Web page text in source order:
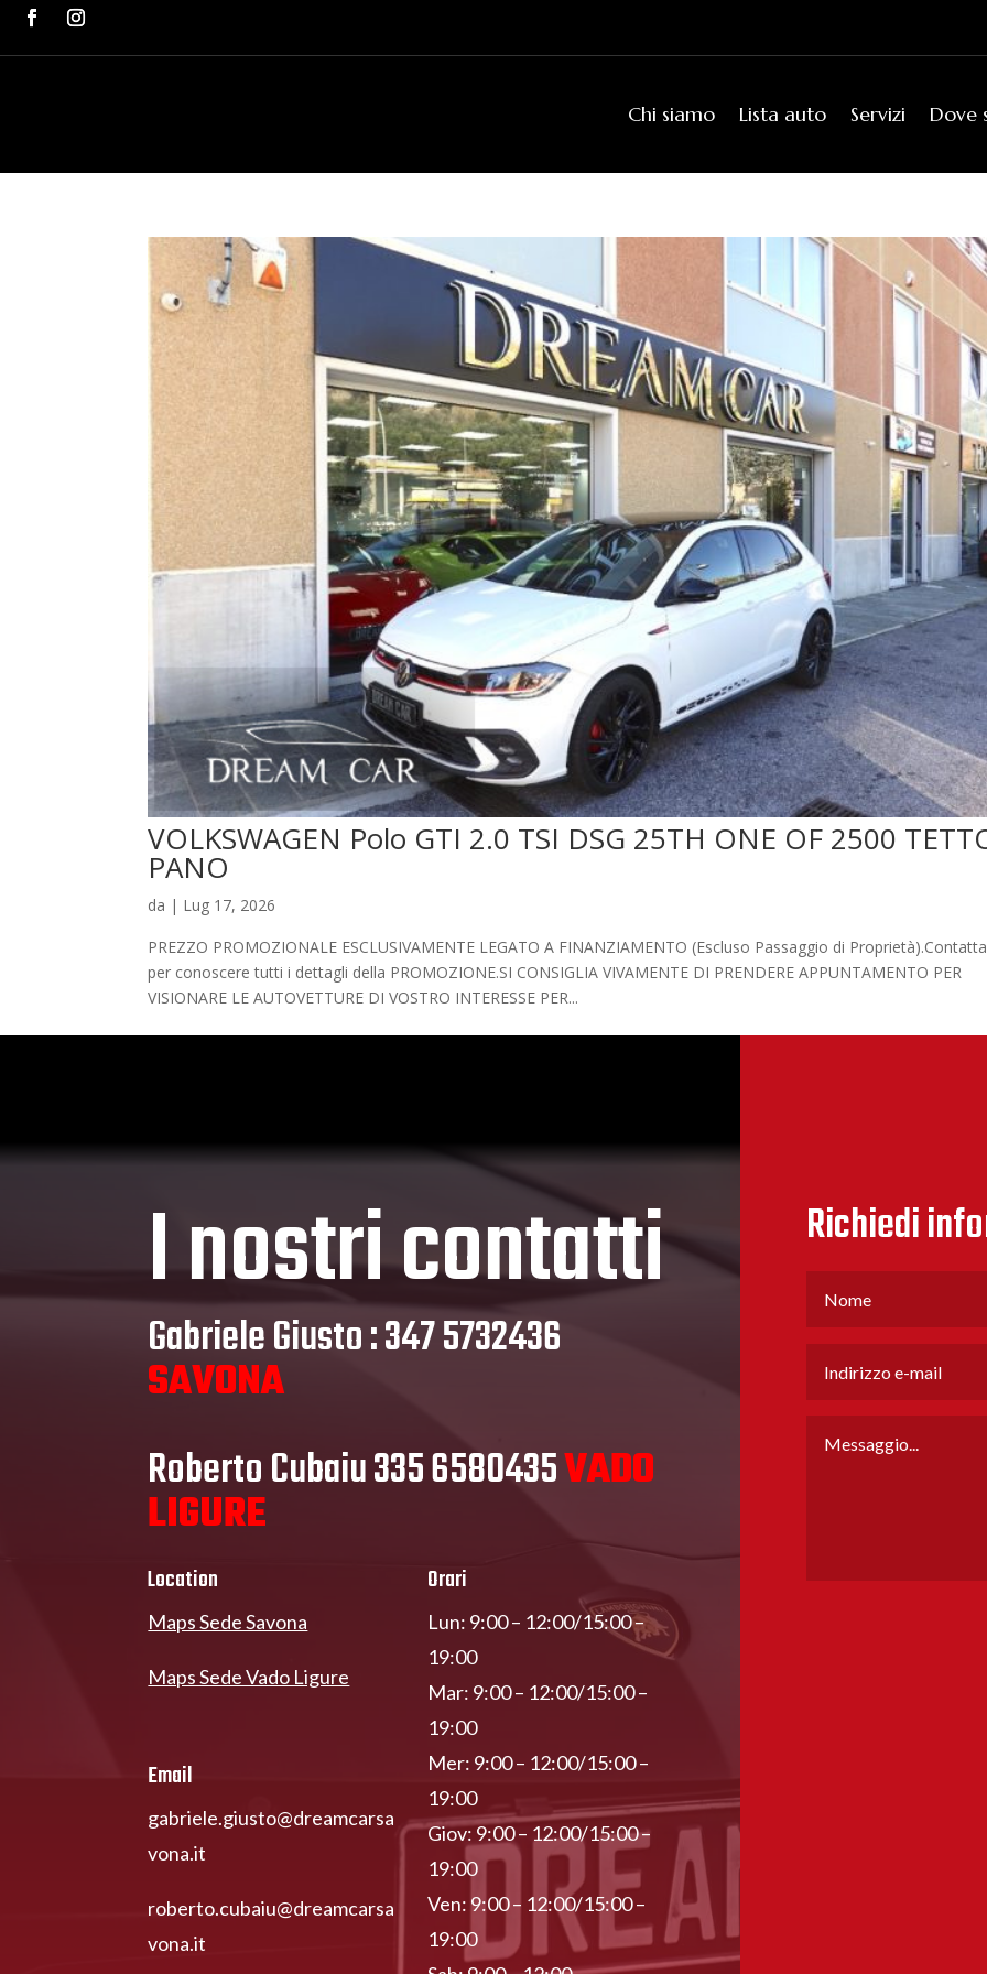
Chi siamo Lista auto Servizi Dove
VOLKSWAGEN Polo GTI 2.0 TSI DSG 25TH ONE OF 2500
PANO
da | Lug 17, 2026
PREZZO PROMOZIONALE ESCLUSIVAMENTE LEGATO A FINANZIAMENTO (Escluso Passaggio di
per conoscere tutti i dettagli della PROMOZIONE.SI CONSIGLIA VIVAMENTE DI PRENDERE APPUNTAMENTO PER
VISIONARE LE AUTOVETTURE DI VOSTRO INTERESSE PER...
I nostri contatti
Gabriele Giusto : 347 5732436
SAVONA
Roberto Cubaiu 335 6580435VADO
LIGURE
Location
Maps Sede Savona
Maps Sede Vado Ligure
Email
gabriele.giusto@dreamcarsa
vona.it
roberto.cubaiu@dreamcarsa
vona.it
Orari
Lun: 9:00 – 12:00/15:00 –
19:00
Mar: 9:00 – 12:00/15:00 –
19:00
Mer: 9:00 – 12:00/15:00 –
19:00
Giov: 9:00 – 12:00/15:00 –
19:00
Ven: 9:00 – 12:00/15:00 –
19:00
Richiedi